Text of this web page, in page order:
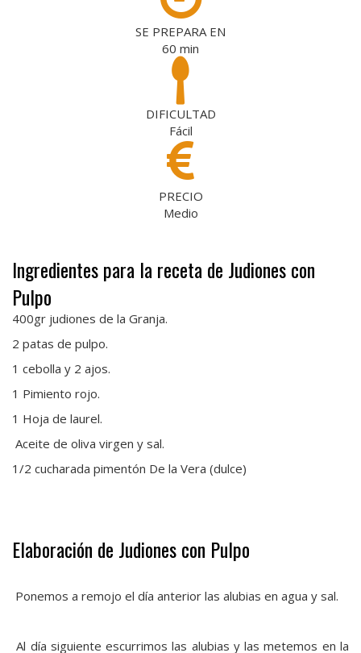
SE PREPARA EN
60 min
DIFICULTAD
Fácil
PRECIO
Medio
Ingredientes para la receta de Judiones con
Pulpo
400gr judiones de la Granja.
2 patas de pulpo.
1 cebolla y 2 ajos.
1 Pimiento rojo.
1 Hoja de laurel.
Aceite de oliva virgen y sal.
1/2 cucharada pimentón De la Vera (dulce)
Elaboración de Judiones con Pulpo
Ponemos a remojo el día anterior las alubias en agua y sal.
Al día siguiente escurrimos las alubias y las metemos en la